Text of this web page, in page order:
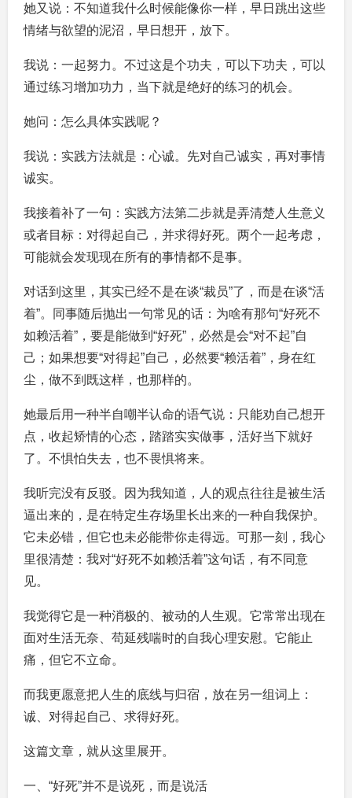
她又说：不知道我什么时候能像你一样，早日跳出这些
情绪与欲望的泥沼，早日想开，放下。
我说：一起努力。不过这是个功夫，可以下功夫，可以
通过练习增加功力，当下就是绝好的练习的机会。
她问：怎么具体实践呢？
我说：实践方法就是：心诚。先对自己诚实，再对事情
诚实。
我接着补了一句：实践方法第二步就是弄清楚人生意义
或者目标：对得起自己，并求得好死。两个一起考虑，
可能就会发现现在所有的事情都不是事。
对话到这里，其实已经不是在谈“裁员”了，而是在谈“活
着”。同事随后抛出一句常见的话：为啥有那句“好死不
如赖活着”，要是能做到“好死”，必然是会“对不起”自
己；如果想要“对得起”自己，必然要“赖活着”，身在红
尘，做不到既这样，也那样的。
她最后用一种半自嘲半认命的语气说：只能劝自己想开
点，收起矫情的心态，踏踏实实做事，活好当下就好
了。不惧怕失去，也不畏惧将来。
我听完没有反驳。因为我知道，人的观点往往是被生活
逼出来的，是在特定生存场里长出来的一种自我保护。
它未必错，但它也未必能带你走得远。可那一刻，我心
里很清楚：我对“好死不如赖活着”这句话，有不同意
见。
我觉得它是一种消极的、被动的人生观。它常常出现在
面对生活无奈、苟延残喘时的自我心理安慰。它能止
痛，但它不立命。
而我更愿意把人生的底线与归宿，放在另一组词上：
诚、对得起自己、求得好死。
这篇文章，就从这里展开。
一、“好死”并不是说死，而是说活